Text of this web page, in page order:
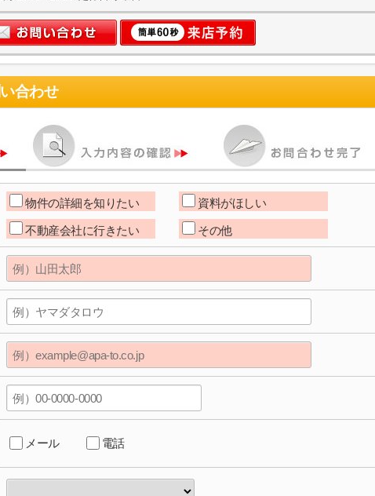
合わせ
物件の詳細を知りたい 資料がほしい
不動産会社に行きたい その他
メール 電話